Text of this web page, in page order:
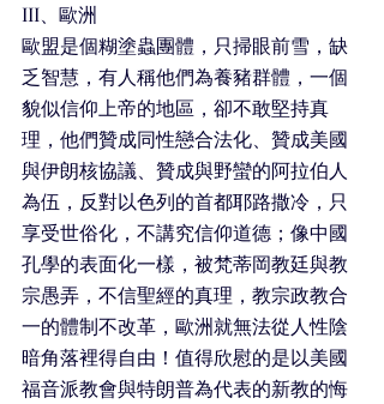
III、歐洲
歐盟是個糊塗蟲團體，只掃眼前雪，缺
乏智慧，有人稱他們為養豬群體，一個
貌似信仰上帝的地區，卻不敢堅持真
理，他們贊成同性戀合法化、贊成美國
與伊朗核協議、贊成與野蠻的阿拉伯人
為伍，反對以色列的首都耶路撒冷，只
享受世俗化，不講究信仰道德；像中國
孔學的表面化一樣，被梵蒂岡教廷與教
宗愚弄，不信聖經的真理，教宗政教合
一的體制不改革，歐洲就無法從人性陰
暗角落裡得自由！值得欣慰的是以美國
福音派教會與特朗普為代表的新教的悔